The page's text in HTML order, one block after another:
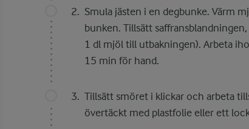
Smula jästen i en degbunke. Värm
bunken. Tillsätt
1 dl mjöl till utbakningen). Arbeta
15 min för hand.
Tillsätt smöret i klickar och arbeta
övertäckt med plastfolie eller ett